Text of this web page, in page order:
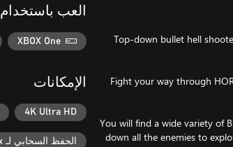
Top-down bullet hell
Fight your way through
You will find a wide variety of
down all the enemies to
العب باستخدام
XBOX One
الإمكانات
4K Ultra HD
الحفظ السحابي لـ Xbox